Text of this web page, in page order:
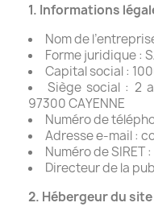
1. Informations
Nom de
Forme juridique :
Capital social :
Siège social : 2
97300 CAYENNE
Numéro de
Adresse e-mail :
Numéro de SIRET
Directeur de la
2. Hébergeur du site